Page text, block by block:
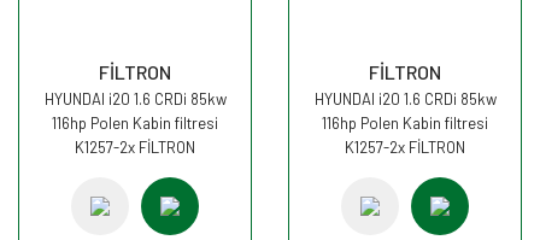
FİLTRON
HYUNDAI i20 1.6 CRDi 85kw
116hp Polen Kabin filtresi
K1257-2x FİLTRON
FİLTRON
HYUNDAI i20 1.6 CRDi 85kw
116hp Polen Kabin filtresi
K1257-2x FİLTRON